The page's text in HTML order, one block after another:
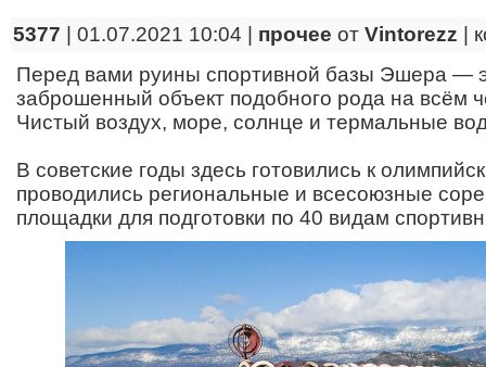
5377 | 01.07.2021 10:04 | прочее от Vintorezz
Перед вами руины спортивной базы Эшера —
заброшенный объект подобного рода на всём
Чистый воздух, море, солнце и термальные
В советские годы здесь готовились к
проводились региональные и всесоюзные
площадки для подготовки по 40 видам